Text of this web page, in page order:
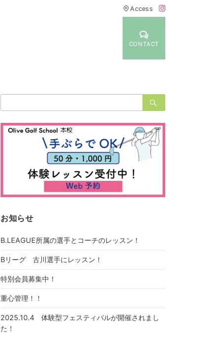
Access
CONTACT
索：
お知らせ
B.LEAGUE所属の選手とコーチのレッスン！
Bリーグ 古川選手にレッスン！
特別会員募集中！
重心管理！！
2025.10.4 体験型フェスティバルが開催されまし
た！